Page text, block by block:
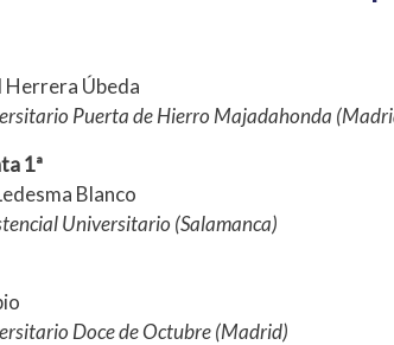
Herrera Úbeda
Puerta de Hierro Majadahonda
1ª
Blanco
Universitario (Salamanca)
Doce de Octubre (Madrid)